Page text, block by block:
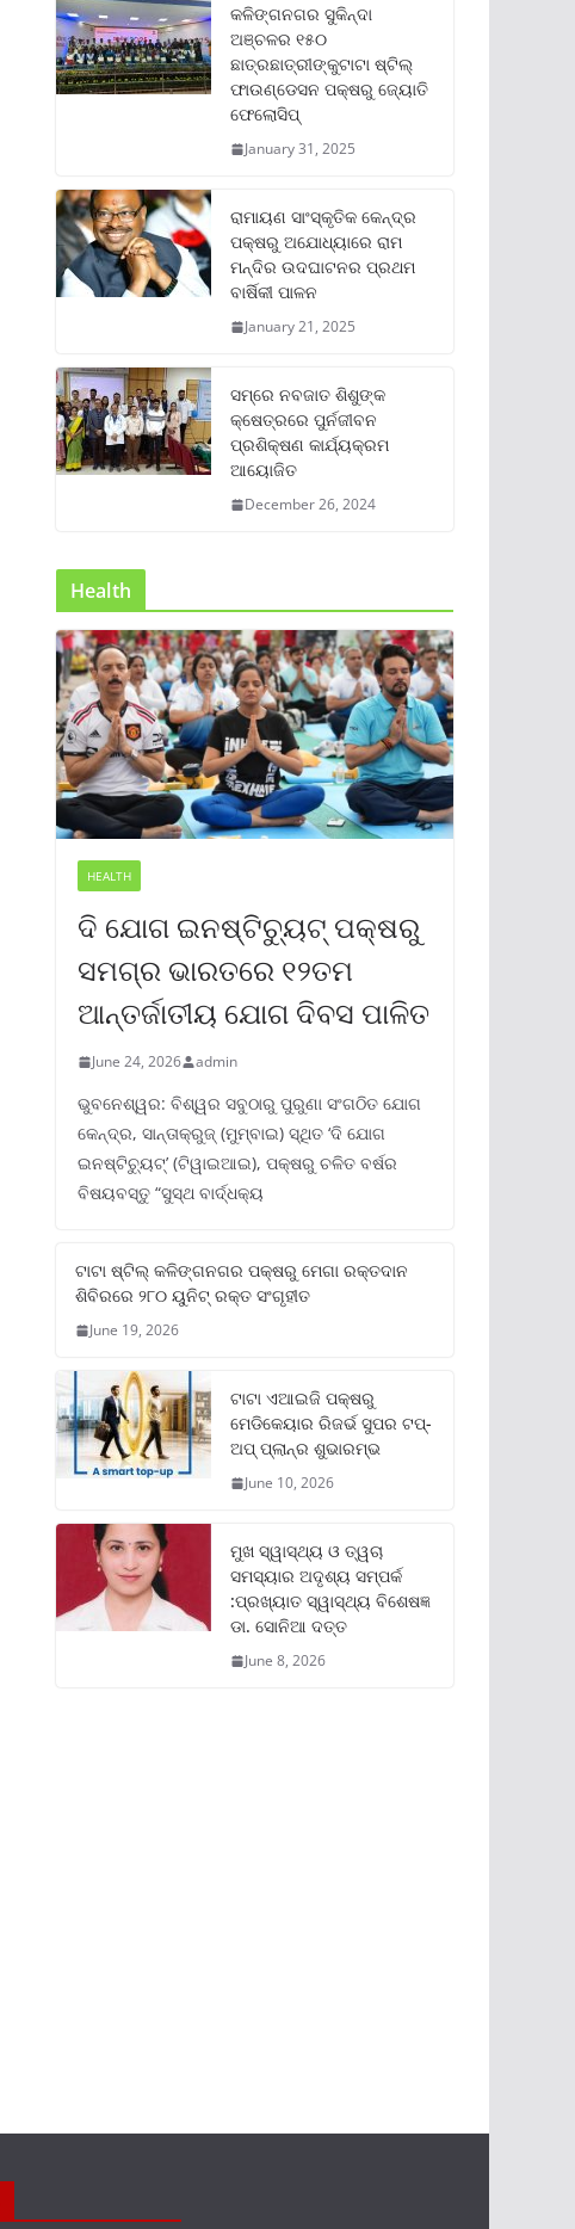
କଳିଙ୍ଗନଗର ସୁକିନ୍ଦା
ଅଞ୍ଚଳର ୧୫୦
ଛାତ୍ରଛାତ୍ରୀଙ୍କୁଟାଟା ଷ୍ଟିଲ୍
ଫାଉଣ୍ଡେସନ ପକ୍ଷରୁ ଜ୍ୟୋତି
ଫେଲୋସିପ୍‌
January 31, 2025
ରାମାୟଣ ସାଂସ୍କୃତିକ କେନ୍ଦ୍ର
ପକ୍ଷରୁ ଅଯୋଧ୍ୟାରେ ରାମ
ମନ୍ଦିର ଉଦଘାଟନର ପ୍ରଥମ
ବାର୍ଷିକୀ ପାଳନ
January 21, 2025
ସମ୍‌ରେ ନବଜାତ ଶିଶୁଙ୍କ
କ୍ଷେତ୍ରରେ ପୁର୍ନଜୀବନ
ପ୍ରଶିକ୍ଷଣ କାର୍ଯ୍ୟକ୍ରମ
ଆୟୋଜିତ
December 26, 2024
Health
HEALTH
ଦି ଯୋଗ ଇନଷ୍ଟିଚ୍ୟୁଟ୍ ପକ୍ଷରୁ
ସମଗ୍ର ଭାରତରେ ୧୨ତମ
ଆନ୍ତର୍ଜାତୀୟ ଯୋଗ ଦିବସ ପାଳିତ
June 24, 2026 admin
ଭୁବନେଶ୍ୱର: ବିଶ୍ୱର ସବୁଠାରୁ ପୁରୁଣା ସଂଗଠିତ ଯୋଗ
କେନ୍ଦ୍ର, ସାନ୍ତାକ୍ରୁଜ୍ (ମୁମ୍ବାଇ) ସ୍ଥିତ ‘ଦି ଯୋଗ
ଇନଷ୍ଟିଚ୍ୟୁଟ୍‌’ (ଟିୱାଇଆଇ), ପକ୍ଷରୁ ଚଳିତ ବର୍ଷର
ବିଷୟବସ୍ତୁ “ସୁସ୍ଥ ବାର୍ଦ୍ଧକ୍ୟ
ଟାଟା ଷ୍ଟିଲ୍‌ କଳିଙ୍ଗନଗର ପକ୍ଷରୁ ମେଗା ରକ୍ତଦାନ
ଶିବିରରେ ୨୮୦ ୟୁନିଟ୍‌ ରକ୍ତ ସଂଗୃହୀତ
June 19, 2026
ଟାଟା ଏଆଇଜି ପକ୍ଷରୁ
ମେଡିକେୟାର ରିଜର୍ଭ ସୁପର ଟପ୍‌-
ଅପ୍ ପ୍ଲାନ୍‌ର ଶୁଭାରମ୍ଭ
June 10, 2026
ମୁଖ ସ୍ୱାସ୍ଥ୍ୟ ଓ ତ୍ୱଚା
ସମସ୍ୟାର ଅଦୃଶ୍ୟ ସମ୍ପର୍କ
:ପ୍ରଖ୍ୟାତ ସ୍ୱାସ୍ଥ୍ୟ ବିଶେଷଜ୍ଞ
ଡା. ସୋନିଆ ଦତ୍ତ
June 8, 2026